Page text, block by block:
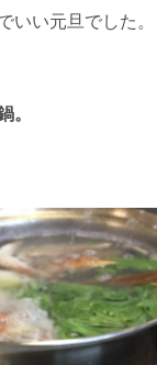
いい元旦でした。
。